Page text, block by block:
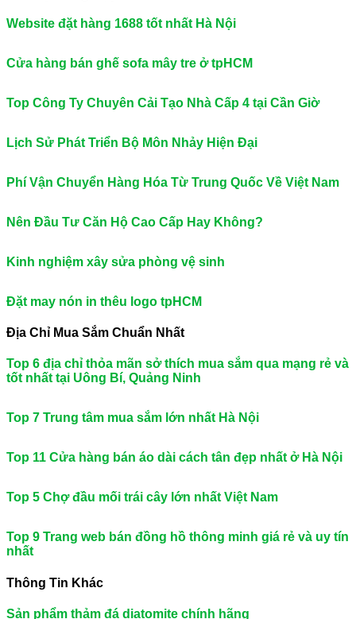
Website đặt hàng 1688 tốt nhất Hà Nội
Cửa hàng bán ghế sofa mây tre ở tpHCM
Top Công Ty Chuyên Cải Tạo Nhà Cấp 4 tại Cần Giờ
Lịch Sử Phát Triển Bộ Môn Nhảy Hiện Đại
Phí Vận Chuyển Hàng Hóa Từ Trung Quốc Về Việt Nam
Nên Đầu Tư Căn Hộ Cao Cấp Hay Không?
Kinh nghiệm xây sửa phòng vệ sinh
Đặt may nón in thêu logo tpHCM
Địa Chỉ Mua Sắm Chuẩn Nhất
Top 6 địa chỉ thỏa mãn sở thích mua sắm qua mạng rẻ và
tốt nhất tại Uông Bí, Quảng Ninh
Top 7 Trung tâm mua sắm lớn nhất Hà Nội
Top 11 Cửa hàng bán áo dài cách tân đẹp nhất ở Hà Nội
Top 5 Chợ đầu mối trái cây lớn nhất Việt Nam
Top 9 Trang web bán đồng hồ thông minh giá rẻ và uy tín
nhất
Thông Tin Khác
Sản phẩm thảm đá diatomite chính hãng